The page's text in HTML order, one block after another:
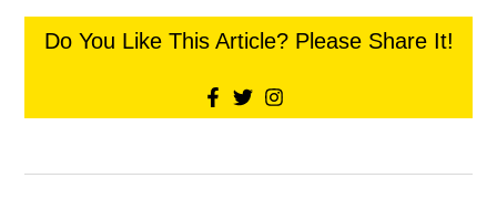
Do You Like This Article? Please Share It!